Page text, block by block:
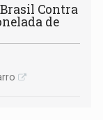
Brasil Contra
de